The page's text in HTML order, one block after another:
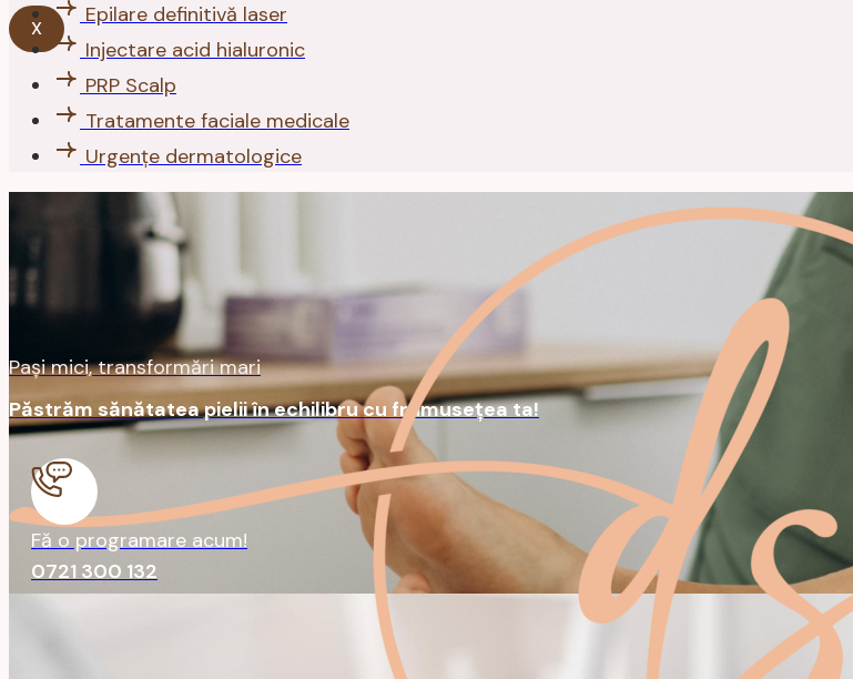
X
Epilare definitivă laser
Injectare acid hialuronic
PRP Scalp
Tratamente faciale medicale
Urgențe dermatologice
Pași mici, transformări mari
Păstrăm sănătatea pielii în echilibru cu frumusețea ta!
Fă o programare acum!
0721 300 132